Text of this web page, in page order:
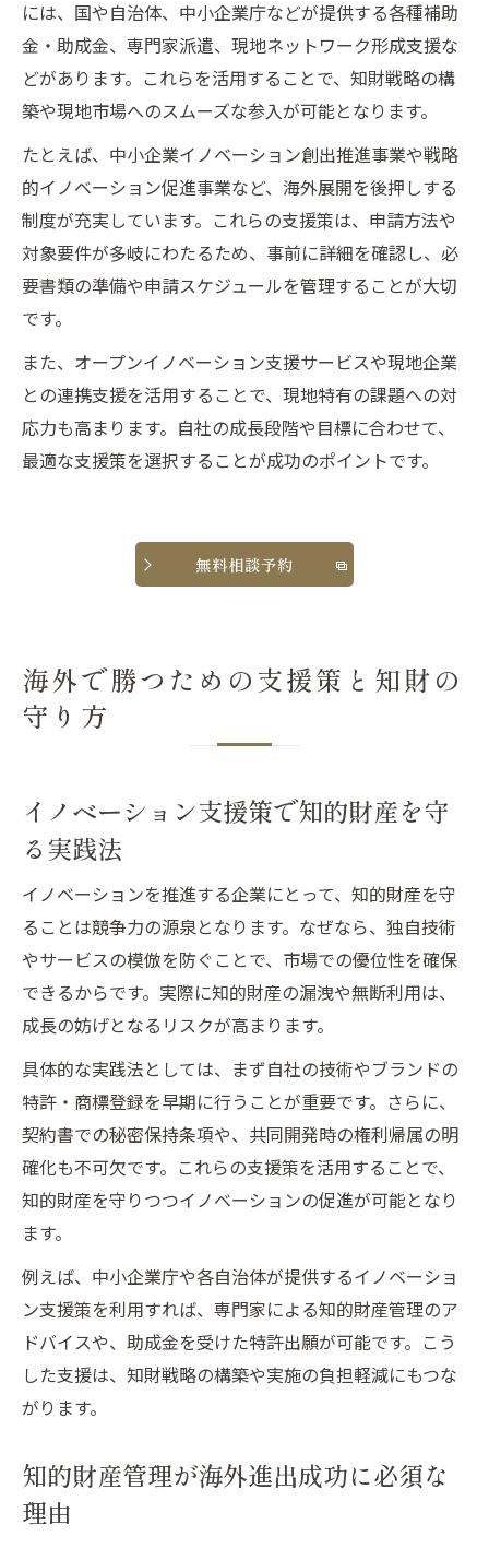
には、国や自治体、中小企業庁などが提供する各種補助
金・助成金、専門家派遣、現地ネットワーク形成支援な
どがあります。これらを活用することで、知財戦略の構
築や現地市場へのスムーズな参入が可能となります。
たとえば、中小企業イノベーション創出推進事業や戦略
的イノベーション促進事業など、海外展開を後押しする
制度が充実しています。これらの支援策は、申請方法や
対象要件が多岐にわたるため、事前に詳細を確認し、必
要書類の準備や申請スケジュールを管理することが大切
です。
また、オープンイノベーション支援サービスや現地企業
との連携支援を活用することで、現地特有の課題への対
応力も高まります。自社の成長段階や目標に合わせて、
最適な支援策を選択することが成功のポイントです。
無料相談予約
海外で勝つための支援策と知財の
守り方
イノベーション支援策で知的財産を守
る実践法
イノベーションを推進する企業にとって、知的財産を守
ることは競争力の源泉となります。なぜなら、独自技術
やサービスの模倣を防ぐことで、市場での優位性を確保
できるからです。実際に知的財産の漏洩や無断利用は、
成長の妨げとなるリスクが高まります。
具体的な実践法としては、まず自社の技術やブランドの
特許・商標登録を早期に行うことが重要です。さらに、
契約書での秘密保持条項や、共同開発時の権利帰属の明
確化も不可欠です。これらの支援策を活用することで、
知的財産を守りつつイノベーションの促進が可能となり
ます。
例えば、中小企業庁や各自治体が提供するイノベーショ
ン支援策を利用すれば、専門家による知的財産管理のア
ドバイスや、助成金を受けた特許出願が可能です。こう
した支援は、知財戦略の構築や実施の負担軽減にもつな
がります。
知的財産管理が海外進出成功に必須な
理由